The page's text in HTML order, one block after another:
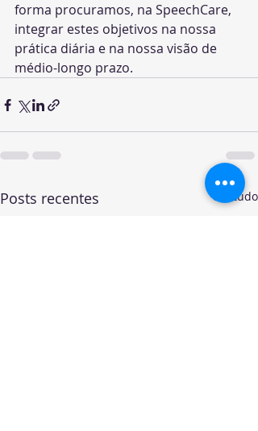
forma procuramos, na SpeechCare,
integrar estes objetivos na nossa
prática diária e na nossa visão de
médio-longo prazo.
Posts recentes Ver tudo